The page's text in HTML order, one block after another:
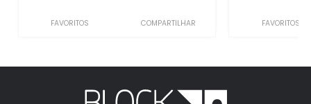
FAVORITOS COMPARTILHAR FAVORITOS